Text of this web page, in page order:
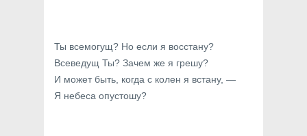
Ты всемогущ? Но если я восстану?
Всеведущ Ты? Зачем же я грешу?
И может быть, когда с колен я встану, —
Я небеса опустошу?